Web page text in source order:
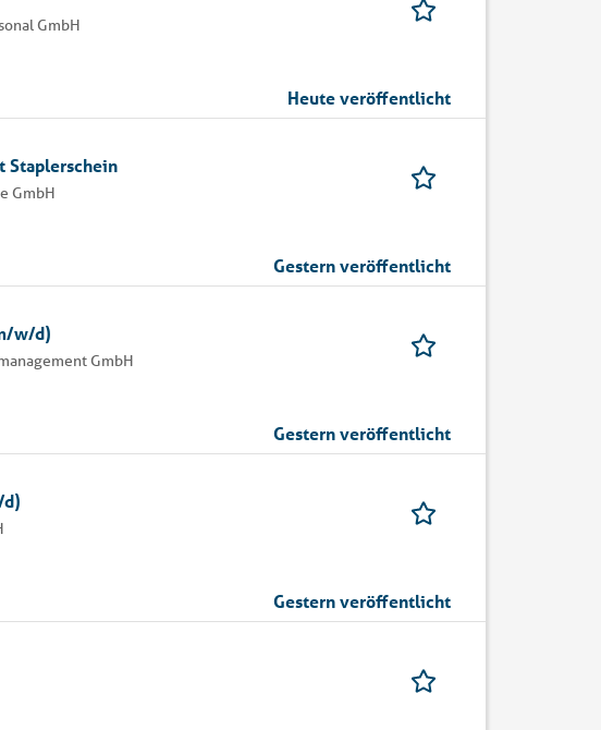
GmbH
Heute veröffentlicht
Staplerschein
GmbH
Gestern veröffentlicht
w/d)
GmbH
Gestern veröffentlicht
Gestern veröffentlicht